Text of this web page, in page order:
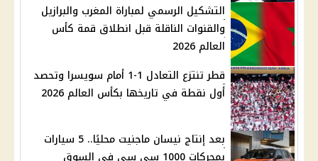
التشكيل الرسمي لمباراة المغرب والبرازيل
والقنوات الناقلة قبل انطلاق قمة كأس
العالم 2026
قطر تنتزع التعادل 1-1 أمام سويسرا وتحصد
أول نقطة في تاريخها بكأس العالم 2026
بعد إنتاج نيسان ماجنيت محليًا.. 5 سيارات
بمحركات 1000 سي سي في السوق